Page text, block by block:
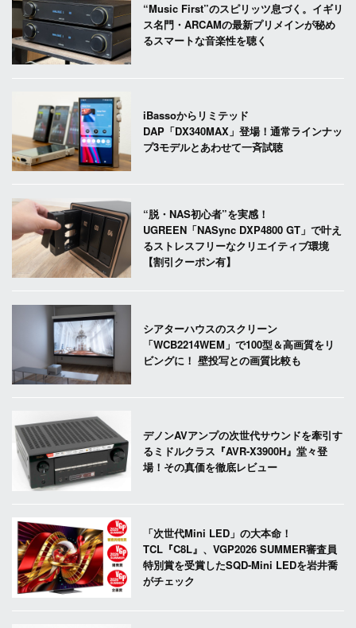
“Music First”のスピリッツ息づく。イギリ
ス名門・ARCAMの最新プリメインが秘め
るスマートな音楽性を聴く
iBassoからリミテッド
DAP「DX340MAX」登場！通常ラインナッ
プ3モデルとあわせて一斉試聴
“脱・NAS初心者”を実感！
UGREEN「NASync DXP4800 GT」で叶え
るストレスフリーなクリエイティブ環境
【割引クーポン有】
シアターハウスのスクリーン
「WCB2214WEM」で100型＆高画質をリ
ビングに！ 壁投写との画質比較も
デノンAVアンプの次世代サウンドを牽引す
るミドルクラス『AVR-X3900H』堂々登
場！その真価を徹底レビュー
「次世代Mini LED」の大本命！
TCL『C8L』、VGP2026 SUMMER審査員
特別賞を受賞したSQD-Mini LEDを岩井喬
がチェック